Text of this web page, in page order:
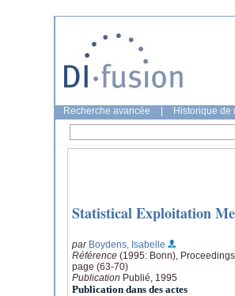
Recherche avancée Historique de
Statistical Exploitation
par Boydens, Isabelle
Référence (1995: Bonn),
page (63-70)
Publication Publié, 1995
Publication dans des actes